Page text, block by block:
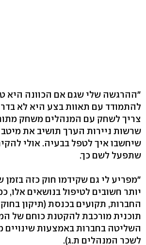
"ההרגשה שלי שגם אם הכוונה היא
להתמודד עם תאוות בצע היא לא
צריך לשחק עם המנהלים משחק
שרשות ניירות הערך תושיב את
שיחשבו איך לטפל בבעיה. אולי
שתפעל לשם כך.
"מפריע לי גם שקידמו חוק כזה
החברות, תקועים בכנסת (תיקון
תוכנית מורכבת להקטנת כוחם של
השליטה בחברות באמצעות שינויים
לשכר המנהלים ת.ג).